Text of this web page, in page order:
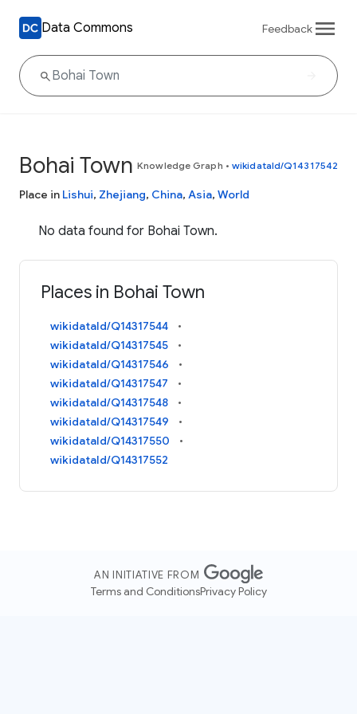
Data Commons Feedback
Bohai Town Knowledge Graph • wikidataId/Q14317542
Place in Lishui, Zhejiang, China, Asia, World
No data found for Bohai Town.
Places in Bohai Town
wikidataId/Q14317544
wikidataId/Q14317545
wikidataId/Q14317546
wikidataId/Q14317547
wikidataId/Q14317548
wikidataId/Q14317549
wikidataId/Q14317550
wikidataId/Q14317552
AN INITIATIVE FROM
Terms and ConditionsPrivacy Policy